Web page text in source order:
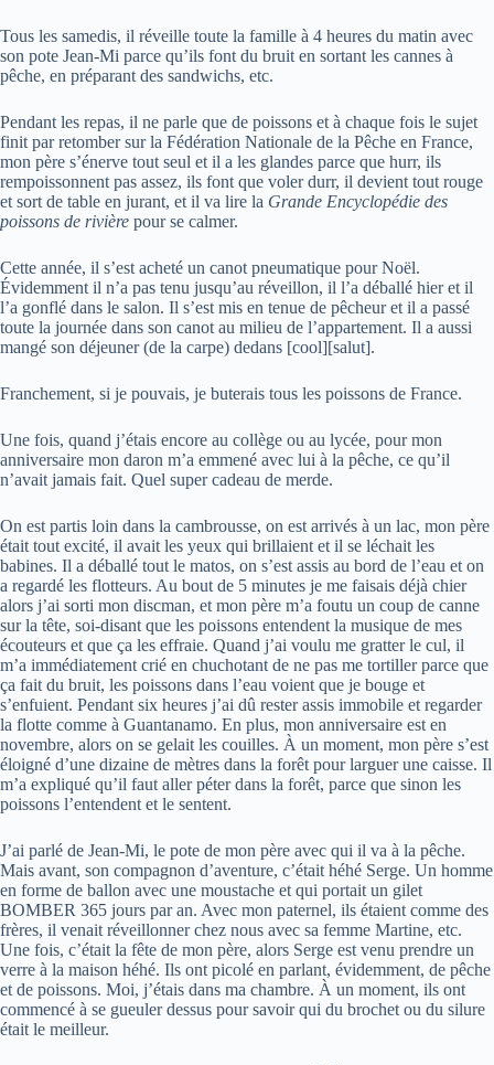
Tous les samedis, il réveille toute la famille à 4 heures du matin avec
son pote Jean-Mi parce qu’ils font du bruit en sortant les cannes à
pêche, en préparant des sandwichs, etc.
Pendant les repas, il ne parle que de poissons et à chaque fois le sujet
finit par retomber sur la Fédération Nationale de la Pêche en France,
mon père s’énerve tout seul et il a les glandes parce que hurr, ils
rempoissonnent pas assez, ils font que voler durr, il devient tout rouge
et sort de table en jurant, et il va lire la Grande Encyclopédie des
poissons de rivière pour se calmer.
Cette année, il s’est acheté un canot pneumatique pour Noël.
Évidemment il n’a pas tenu jusqu’au réveillon, il l’a déballé hier et il
l’a gonflé dans le salon. Il s’est mis en tenue de pêcheur et il a passé
toute la journée dans son canot au milieu de l’appartement. Il a aussi
mangé son déjeuner (de la carpe) dedans [cool][salut].
Franchement, si je pouvais, je buterais tous les poissons de France.
Une fois, quand j’étais encore au collège ou au lycée, pour mon
anniversaire mon daron m’a emmené avec lui à la pêche, ce qu’il
n’avait jamais fait. Quel super cadeau de merde.
On est partis loin dans la cambrousse, on est arrivés à un lac, mon père
était tout excité, il avait les yeux qui brillaient et il se léchait les
babines. Il a déballé tout le matos, on s’est assis au bord de l’eau et on
a regardé les flotteurs. Au bout de 5 minutes je me faisais déjà chier
alors j’ai sorti mon discman, et mon père m’a foutu un coup de canne
sur la tête, soi-disant que les poissons entendent la musique de mes
écouteurs et que ça les effraie. Quand j’ai voulu me gratter le cul, il
m’a immédiatement crié en chuchotant de ne pas me tortiller parce que
ça fait du bruit, les poissons dans l’eau voient que je bouge et
s’enfuient. Pendant six heures j’ai dû rester assis immobile et regarder
la flotte comme à Guantanamo. En plus, mon anniversaire est en
novembre, alors on se gelait les couilles. À un moment, mon père s’est
éloigné d’une dizaine de mètres dans la forêt pour larguer une caisse. Il
m’a expliqué qu’il faut aller péter dans la forêt, parce que sinon les
poissons l’entendent et le sentent.
J’ai parlé de Jean-Mi, le pote de mon père avec qui il va à la pêche.
Mais avant, son compagnon d’aventure, c’était héhé Serge. Un homme
en forme de ballon avec une moustache et qui portait un gilet
BOMBER 365 jours par an. Avec mon paternel, ils étaient comme des
frères, il venait réveillonner chez nous avec sa femme Martine, etc.
Une fois, c’était la fête de mon père, alors Serge est venu prendre un
verre à la maison héhé. Ils ont picolé en parlant, évidemment, de pêche
et de poissons. Moi, j’étais dans ma chambre. À un moment, ils ont
commencé à se gueuler dessus pour savoir qui du brochet ou du silure
était le meilleur.